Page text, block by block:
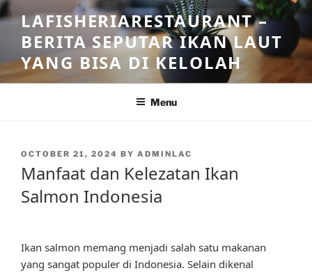
Skip
to
content
LAFISHERIARESTAURANT –
BERITA SEPUTAR IKAN LAUT
YANG BISA DI KELOLAH
Menu
POSTED
OCTOBER 21, 2024 BY ADMINLAC
Manfaat dan Kelezatan Ikan
Salmon Indonesia
Ikan salmon memang menjadi salah satu makanan
yang sangat populer di Indonesia. Selain dikenal